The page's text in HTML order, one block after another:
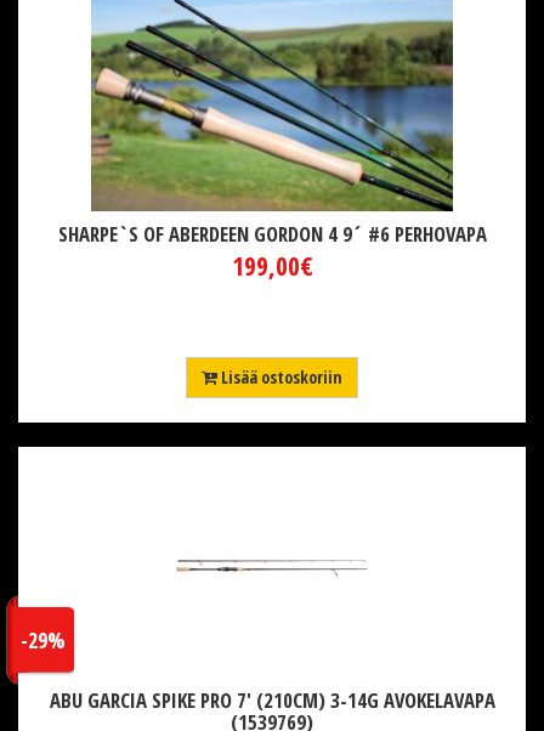
SHARPE`S OF ABERDEEN GORDON 4 9´ #6 PERHOVAPA
199,00€
Lisää ostoskoriin
ABU GARCIA SPIKE PRO 7' (210CM) 3-14G AVOKELAVAPA
(1539769)
-29%